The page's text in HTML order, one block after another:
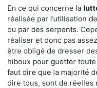
En ce qui concerne la
réalisée par l’utilisation
ou par des serpents.
réaliser et donc pas
être obligé de dresser
hiboux pour guetter
faut dire que la majorité
dire tous, sont de réelles